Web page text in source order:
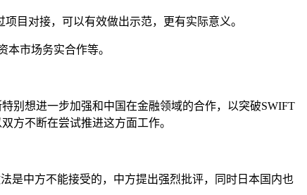
目对接，可以有效做出示范，更有实际意义。
市场务实合作等。
别想进一步加强和中国在金融领域的合作，以突破SWIFT
方不断在尝试推进这方面工作。
是中方不能接受的，中方提出强烈批评，同时日本国内也